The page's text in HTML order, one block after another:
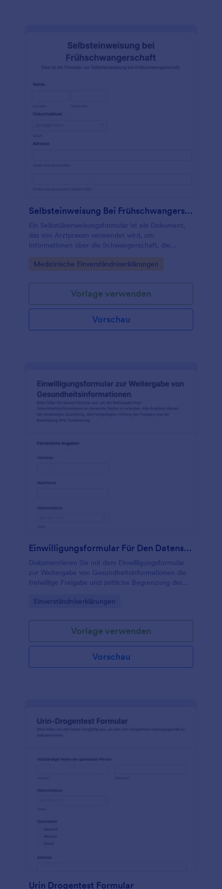
Patient digital unterschreiben kann.
Selbsteinweisung Bei Frühschwangerschaft
Ein Selbstüberweisungsformular ist ein Dokument,
das von Arztpraxen verwendet wird, um
Informationen über die Schwangerschaft, die
Krankengeschichte und die aktuellen Symptome
einer Patientin zu sammeln.
Go to Category:
Medizinische Einverständniserklärungen
Vorlage verwenden
Vorschau
Einwilligungsformular Für Den Datenschutz
Dokumentieren Sie mit dem Einwilligungsformular
zur Weitergabe von Gesundheitsinformationen die
freiwillige Freigabe und zeitliche Begrenzung der
Therapieeinrichtungen über Jotform.
Go to Category:
Einverständniserklärungen
Vorlage verwenden
Vorschau
Urin Drogentest Formular